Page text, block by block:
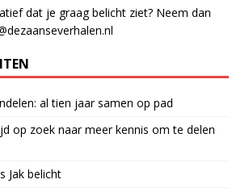
dat je graag belicht ziet? Neem dan
al tien jaar samen op pad
op zoek naar meer kennis om te delen
Jak belicht